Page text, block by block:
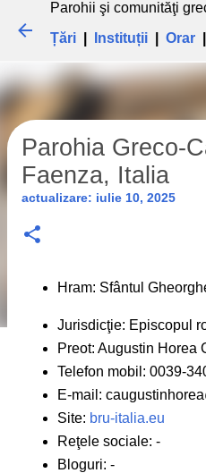
Parohii şi comunităţi
Țări
Instituții Orar
Parohia Greco-
Faenza, Italia
actualizare: iulie 10, 2025
Hram: Sfântul
Jurisdicţie: Episcopul
Preot: Augustin Horea
Telefon mobil: 0039-
E-mail:
Site: bru-italia.eu
Reţele sociale: -
Bloguri: -